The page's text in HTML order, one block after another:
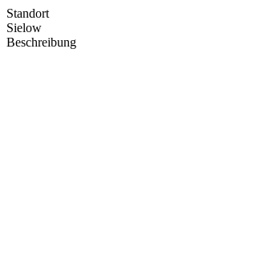
Standort
Sielow
Beschreibung